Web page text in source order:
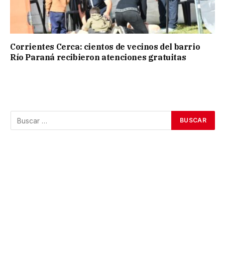
Corrientes Cerca: cientos de vecinos del barrio
Río Paraná recibieron atenciones gratuitas